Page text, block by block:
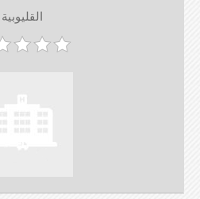
القليوبية